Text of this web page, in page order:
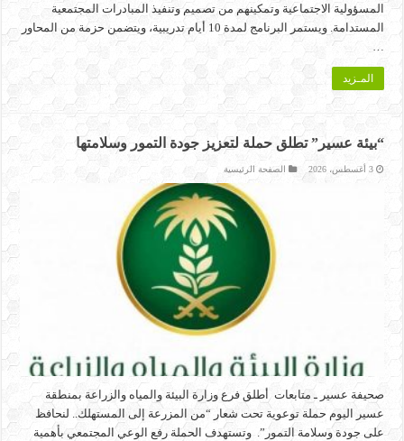
المسؤولية الاجتماعية وتمكينهم من تصميم وتنفيذ المبادرات المجتمعية
المستدامة. ويستمر البرنامج لمدة 10 أيام تدريبية، ويتضمن حزمة من المحاور
المـزيد
“بيئة عسير” تطلق حملة لتعزيز جودة التمور وسلامتها
3 أغسطس، 2026 الصفحة الرئيسية
صحيفة عسير ـ متابعات أطلق فرع وزارة البيئة والمياه والزراعة بمنطقة
عسير اليوم حملة توعوية تحت شعار “من المزرعة إلى المستهلك.. لنحافظ
على جودة وسلامة التمور”. وتستهدف الحملة رفع الوعي المجتمعي بأهمية